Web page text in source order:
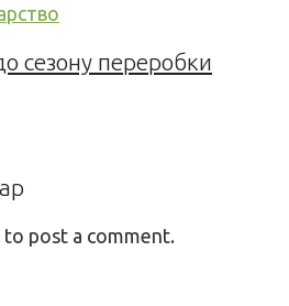
сезону переробки
to post a comment.